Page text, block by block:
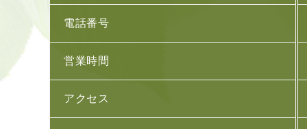
電話番号
営業時間
アクセス